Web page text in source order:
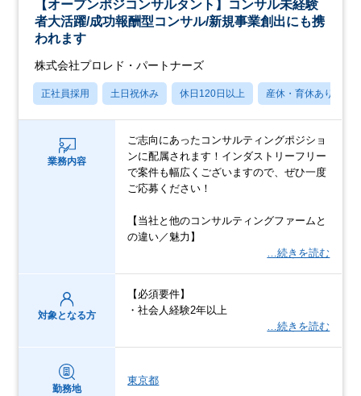
【オープンポジコンサルタント】コンサル未経験
者大活躍/成功報酬型コンサル/新規事業創出にも携
われます
株式会社プロレド・パートナーズ
正社員採用 土日祝休み 休日120日以上 産休・育休あり
業務内容
ご志向にあったコンサルティングポジショ
ンに配属されます！インダストリーフリー
で案件も幅広くございますので、ぜひ一度
ご応募ください！
【当社と他のコンサルティングファームと
の違い／魅力】
…続きを読む
対象となる方
【必須要件】
・社会人経験2年以上
…続きを読む
勤務地
東京都